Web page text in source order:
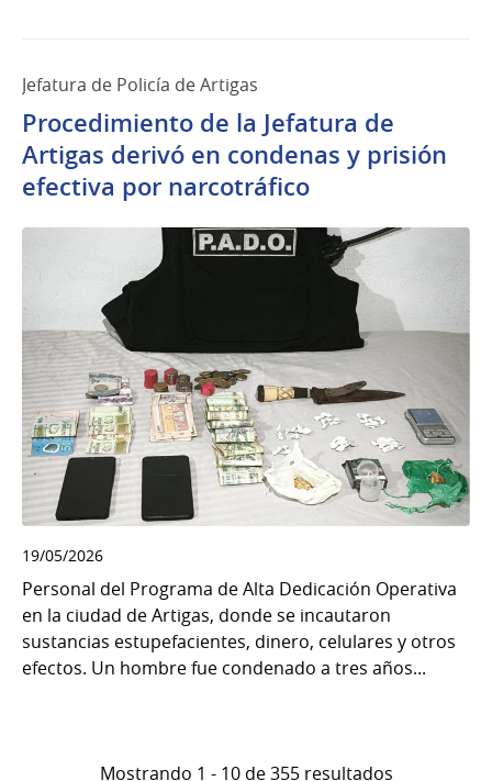
Jefatura de Policía de Artigas
Procedimiento de la Jefatura de
Artigas derivó en condenas y prisión
efectiva por narcotráfico
19/05/2026
Personal del Programa de Alta Dedicación Operativa
en la ciudad de Artigas, donde se incautaron
sustancias estupefacientes, dinero, celulares y otros
efectos. Un hombre fue condenado a tres años...
Mostrando 1 - 10 de 355 resultados